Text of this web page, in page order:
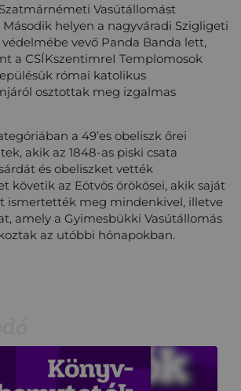
Vasútállomást
helyen a nagyváradi Szigligeti
vevő Panda Banda lett,
a CSÍKszentimreI Templomosok
római katolikus
osztottak meg izgalmas
a 49’es obeliszk őrei
akik az 1848-as piski csata
és obeliszket vették
követik az Eötvös örökösei, akik saját
ismertették meg mindenkivel, illetve
amely a Gyimesbükki Vasútállomás
az utóbbi hónapokban.